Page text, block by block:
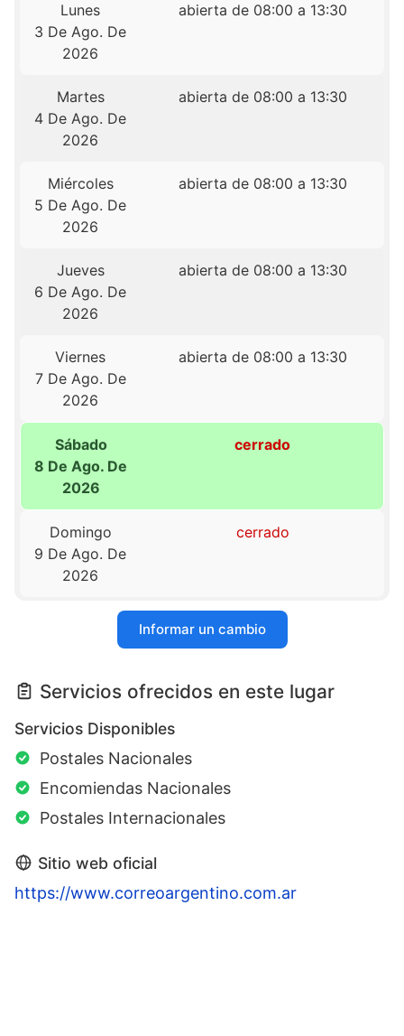
Lunes
3 De Ago. De
2026
abierta de 08:00 a 13:30
Martes
4 De Ago. De
2026
abierta de 08:00 a 13:30
Miércoles
5 De Ago. De
2026
abierta de 08:00 a 13:30
Jueves
6 De Ago. De
2026
abierta de 08:00 a 13:30
Viernes
7 De Ago. De
2026
abierta de 08:00 a 13:30
Sábado
8 De Ago. De
2026
cerrado
Domingo
9 De Ago. De
2026
cerrado
Informar un cambio
Servicios ofrecidos en este lugar
Servicios Disponibles
Postales Nacionales
Encomiendas Nacionales
Postales Internacionales
Sitio web oficial
https://www.correoargentino.com.ar